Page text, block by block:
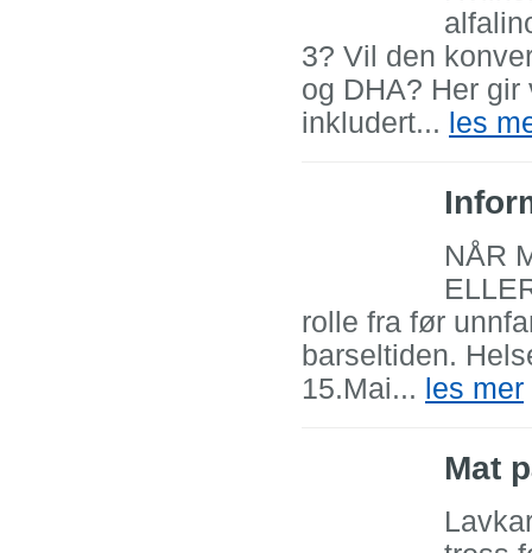
3? Vil den
og DHA? Her
inkludert... les
NÅR
rolle fra før
barseltiden.
15.Mai... les mer
Mat